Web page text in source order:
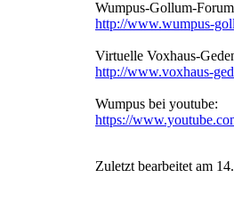
Wumpus-Gollum-
http://www.wumpus-
Virtuelle Voxhaus-
http://www.voxhaus-
Wumpus bei youtube:
https://
Zuletzt bearbeitet am